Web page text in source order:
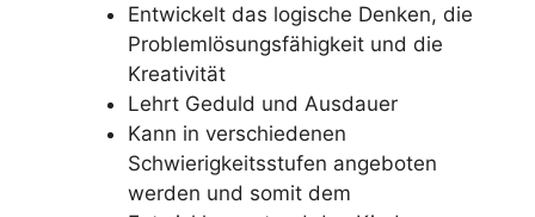
Entwickelt das logische Denken, die
Problemlösungsfähigkeit und die
Kreativität
Lehrt Geduld und Ausdauer
Kann in verschiedenen
Schwierigkeitsstufen angeboten
werden und somit dem